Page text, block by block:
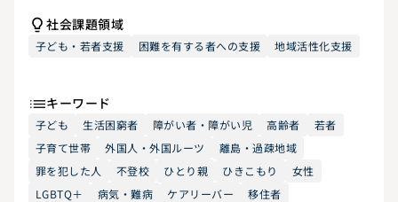
社会課題領域
子ども・若者支援 困難を有する者への支援 地域活性化支援
キーワード
子ども 生活困窮者 障がい者・障がい児 高齢者
若者
子育て世帯
外国人・外国ルーツ
離島・過疎地域
罪を犯した人
不登校 ひとり親 ひきこもり
女性
LGBTQ＋
病気・難病 ケアリーバー
移住者